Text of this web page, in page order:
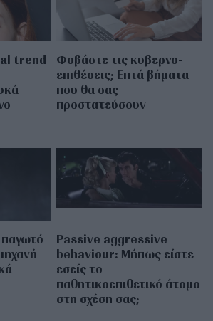
trend
Φοβάστε τις κυβερνο-
επιθέσεις; Επτά βήματα
που θα σας
προστατεύσουν
Passive aggressive
behaviour: Μήπως είστε
εσείς το
παθητικοεπιθετικό άτομο
στη σχέση σας;